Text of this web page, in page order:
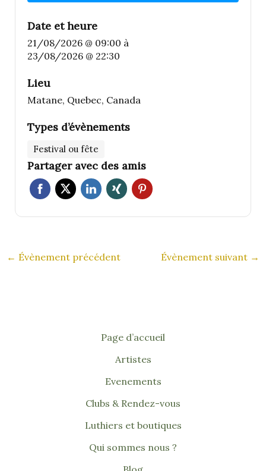
Date et heure
21/08/2026 @ 09:00 à
23/08/2026 @ 22:30
Lieu
Matane, Quebec, Canada
Types d’évènements
Festival ou fête
Partager avec des amis
← Évènement précédent Évènement suivant →
Page d’accueil
Artistes
Evenements
Clubs & Rendez-vous
Luthiers et boutiques
Qui sommes nous ?